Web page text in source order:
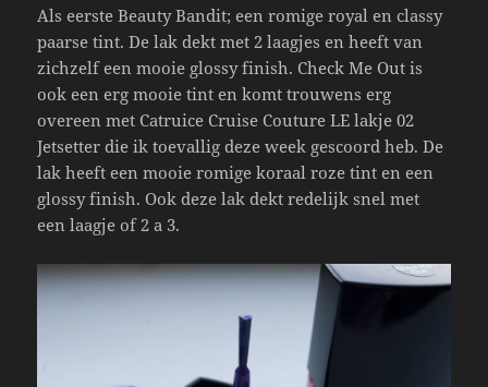
Als eerste Beauty Bandit; een romige royal en classy
paarse tint. De lak dekt met 2 laagjes en heeft van
zichzelf een mooie glossy finish. Check Me Out is
ook een erg mooie tint en komt trouwens erg
overeen met Catruice Cruise Couture LE lakje 02
Jetsetter die ik toevallig deze week gescoord heb. De
lak heeft een mooie romige koraal roze tint en een
glossy finish. Ook deze lak dekt redelijk snel met
een laagje of 2 a 3.